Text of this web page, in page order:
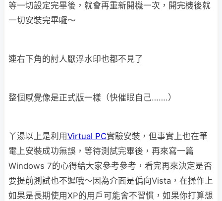
等一切設定完畢後，就會再重新開機一次，開完機後就
一切安裝完畢囉～
連右下角的討人厭浮水印也都不見了
整個感覺像是正式版一樣（快催眠自己…….）
丫湯以上是利用Virtual PC實驗安裝，但事實上也在筆
電上安裝成功無誤， 等待測試完畢後，再來寫一篇
Windows 7的心得給大家參考參考，看完再來決定是否
要提前測試也不遲哦～因為介面是偏向Vista，在操作上
如果是長期使用XP的用戶可能會不習慣，如果你打算想